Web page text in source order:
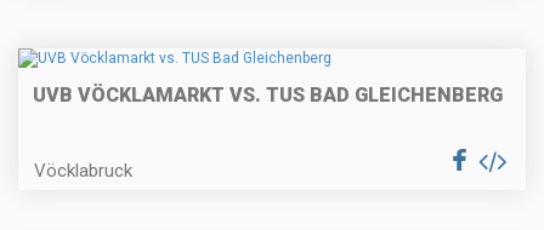
UVB VÖCKLAMARKT VS. TUS BAD GLEICHENBERG
Vöcklabruck